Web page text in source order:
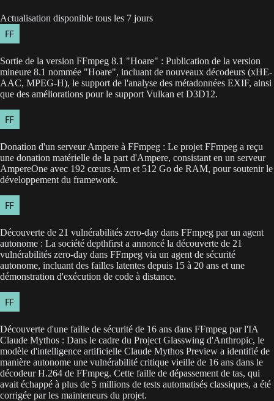
Actualisation disponible tous les 7 jours
Sortie de la version FFmpeg 8.1 "Hoare" : Publication de la version
mineure 8.1 nommée "Hoare", incluant de nouveaux décodeurs (xHE-
AAC, MPEG-H), le support de l'analyse des métadonnées EXIF, ainsi
que des améliorations pour le support Vulkan et D3D12.
Donation d'un serveur Ampere à FFmpeg : Le projet FFmpeg a reçu
une donation matérielle de la part d'Ampere, consistant en un serveur
AmpereOne avec 192 cœurs Arm et 512 Go de RAM, pour soutenir le
développement du framework.
Découverte de 21 vulnérabilités zero-day dans FFmpeg par un agent
autonome : La société depthfirst a annoncé la découverte de 21
vulnérabilités zero-day dans FFmpeg via un agent de sécurité
autonome, incluant des failles latentes depuis 15 à 20 ans et une
démonstration d'exécution de code à distance.
Découverte d'une faille de sécurité de 16 ans dans FFmpeg par l'IA
Claude Mythos : Dans le cadre du Project Glasswing d'Anthropic, le
modèle d'intelligence artificielle Claude Mythos Preview a identifié de
manière autonome une vulnérabilité critique vieille de 16 ans dans le
décodeur H.264 de FFmpeg. Cette faille de dépassement de tas, qui
avait échappé à plus de 5 millions de tests automatisés classiques, a été
corrigée par les mainteneurs du projet.